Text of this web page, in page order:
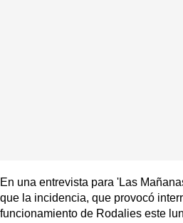
En una entrevista para 'Las
que la incidencia, que provocó
funcionamiento de Rodalies este